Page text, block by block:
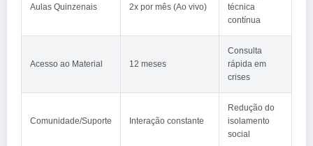
Aulas Quinzenais 2x por mês (Ao vivo)
técnica
contínua
Acesso ao Material 12 meses
Consulta
rápida em
crises
Comunidade/Suporte Interação constante
Redução do
isolamento
social